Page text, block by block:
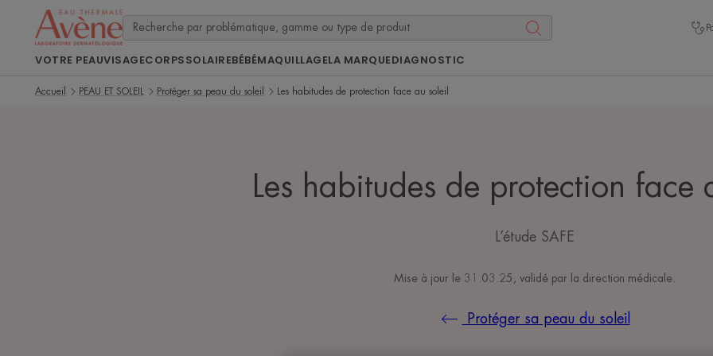
VOTRE PEAUVISAGECORPSSOLAIREBÉBÉMAQUILLAGELA MARQUEDIAGNOSTIC
Accueil PEAU ET SOLEIL Protéger sa peau du soleil Les habitudes de protection face au soleil
Les habitudes de protection face
L’étude SAFE
Mise à jour le 31.03.25 , validé par la direction médicale
Protéger sa peau du soleil